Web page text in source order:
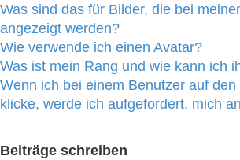
Was sind das für Bilder, die bei
angezeigt werden?
Wie verwende ich einen Avatar?
Was ist mein Rang und wie kann ich
Wenn ich bei einem Benutzer auf
klicke, werde ich aufgefordert, mich
Beiträge schreiben